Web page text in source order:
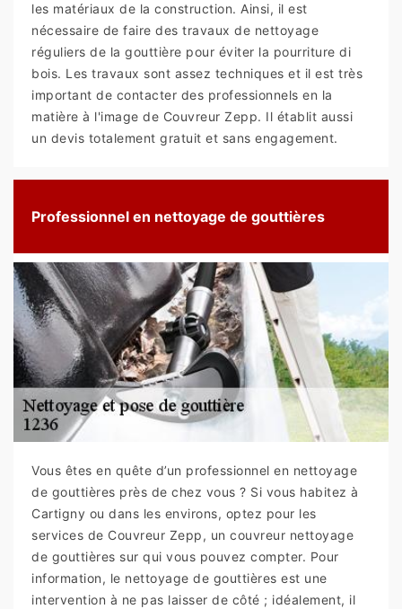
les matériaux de la construction. Ainsi, il est
nécessaire de faire des travaux de nettoyage
réguliers de la gouttière pour éviter la pourriture di
bois. Les travaux sont assez techniques et il est très
important de contacter des professionnels en la
matière à l'image de Couvreur Zepp. Il établit aussi
un devis totalement gratuit et sans engagement.
Professionnel en nettoyage de gouttières
Vous êtes en quête d’un professionnel en nettoyage
de gouttières près de chez vous ? Si vous habitez à
Cartigny ou dans les environs, optez pour les
services de Couvreur Zepp, un couvreur nettoyage
de gouttières sur qui vous pouvez compter. Pour
information, le nettoyage de gouttières est une
intervention à ne pas laisser de côté ; idéalement, il